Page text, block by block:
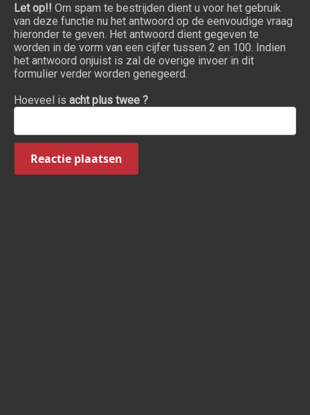
Let op!! Om spam te bestrijden dient u voor het gebruik
van deze functie nu het antwoord op de eenvoudige vraag
hieronder te geven. Het antwoord dient gegeven te
worden in de vorm van een cijfer tussen 2 en 100. Indien
het antwoord onjuist is zal de overige invoer in dit
formulier verder worden genegeerd.
Hoeveel is acht plus twee ?
Reactie plaatsen